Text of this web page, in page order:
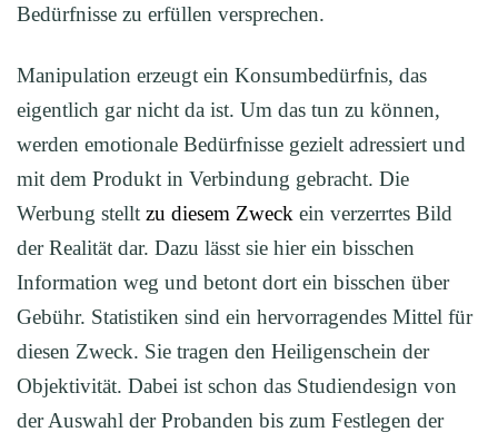
Bedürfnisse zu erfüllen versprechen.
Manipulation erzeugt ein Konsumbedürfnis, das
eigentlich gar nicht da ist. Um das tun zu können,
werden emotionale Bedürfnisse gezielt adressiert und
mit dem Produkt in Verbindung gebracht. Die
Werbung stellt zu diesem Zweck ein verzerrtes Bild
der Realität dar. Dazu lässt sie hier ein bisschen
Information weg und betont dort ein bisschen über
Gebühr. Statistiken sind ein hervorragendes Mittel für
diesen Zweck. Sie tragen den Heiligenschein der
Objektivität. Dabei ist schon das Studiendesign von
der Auswahl der Probanden bis zum Festlegen der